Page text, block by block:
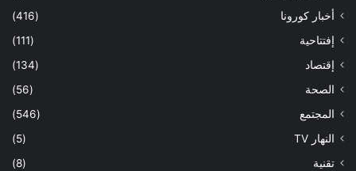
أخبار كورونا
(416)
إفتتاحية
(111)
إقتصاد
(134)
الصحة
(56)
المجتمع
(546)
النهار TV
(5)
تقنية
(8)